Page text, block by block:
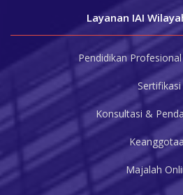
Layanan IAI
Pendidikan
Sertifikasi
Konsultasi &
Majalah